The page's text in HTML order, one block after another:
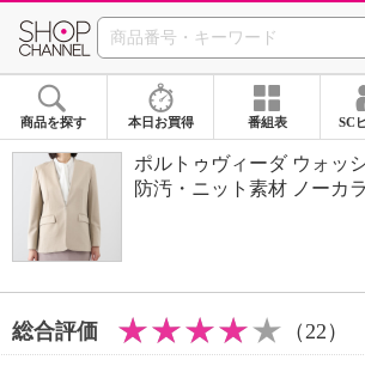
SHOP
商品を探す 本日お買得 番組表 SC
ポルトゥヴィーダ ウォッ
防汚・ニット素材 ノーカ
総合評価 （22）